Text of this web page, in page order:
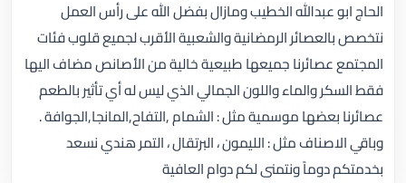
الحاج ابو عبدالله الخطيب ومازال بفضل اللّٰه على رأس العمل
نتخصص بالعصائر الرمضانية والشعبية الأقرب لجميع قلوب فئات
المجتمع عصائرنا جميعها طبيعية خالية من الأصانص مضاف اليها
فقط السكر والماء واللون الجمالي الذي ليس له أي تأثير بالطعم
عصائرنا بعضها موسمية مثل : الشمام ,التفاح,المانجا,الجوافة .
وباقي الاصناف مثل : الليمون ، البرتقال ، التمر هندي نسعد
بخدمتكم دوماً ونتمنى لكم دوام العافية